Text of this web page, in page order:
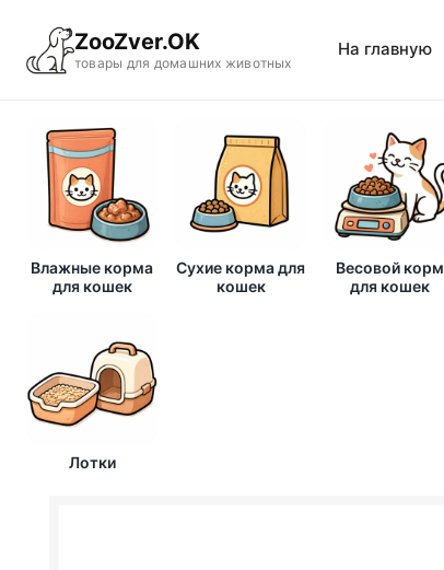
ZooZver.OK
товары для домашних животных
На главную
Влажные корма
для кошек
Сухие корма для
кошек
Весовой корм
для кошек
Лотки